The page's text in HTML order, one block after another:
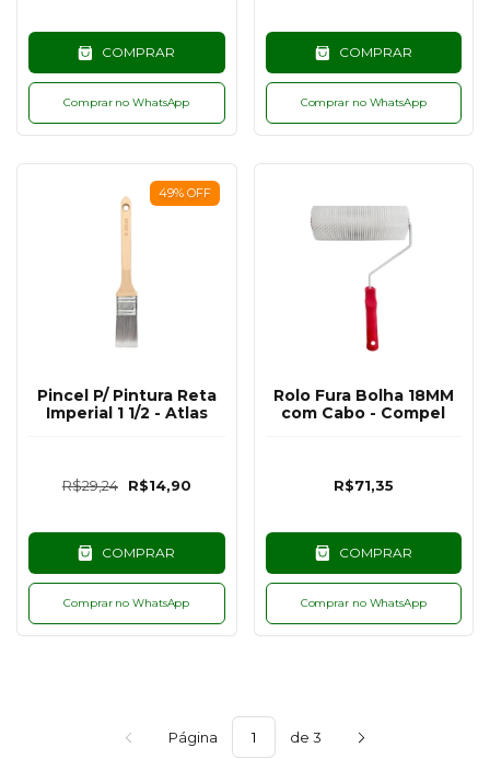
COMPRAR
Comprar no WhatsApp
COMPRAR
Comprar no WhatsApp
49% OFF
Pincel P/ Pintura Reta
Imperial 1 1/2 - Atlas
R$29,24 R$14,90
COMPRAR
Comprar no WhatsApp
Rolo Fura Bolha 18MM
com Cabo - Compel
R$71,35
COMPRAR
Comprar no WhatsApp
Página de 3